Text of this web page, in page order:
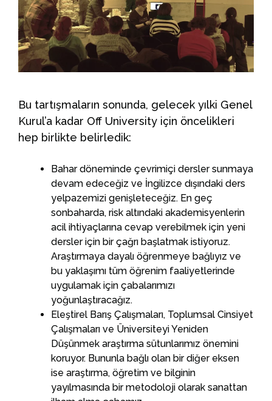
Bu tartışmaların sonunda, gelecek yılki Genel
Kurul’a kadar Off University için öncelikleri
hep birlikte belirledik:
Bahar döneminde çevrimiçi dersler sunmaya
devam edeceğiz ve İngilizce dışındaki ders
yelpazemizi genişleteceğiz. En geç
sonbaharda, risk altındaki akademisyenlerin
acil ihtiyaçlarına cevap verebilmek için yeni
dersler için bir çağrı başlatmak istiyoruz.
Araştırmaya dayalı öğrenmeye bağlıyız ve
bu yaklaşımı tüm öğrenim faaliyetlerinde
uygulamak için çabalarımızı
yoğunlaştıracağız.
Eleştirel Barış Çalışmaları, Toplumsal Cinsiyet
Çalışmaları ve Üniversiteyi Yeniden
Düşünmek araştırma sütunlarımız önemini
koruyor. Bununla bağlı olan bir diğer eksen
ise araştırma, öğretim ve bilginin
yayılmasında bir metodoloji olarak sanattan